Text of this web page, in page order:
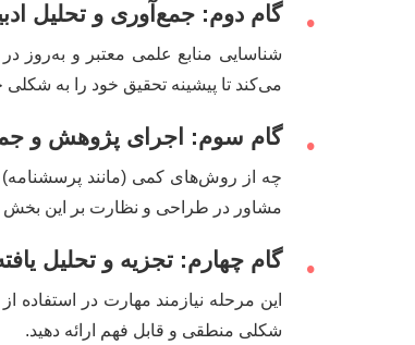
• گام دوم: جمع‌آوری و تحلیل
شناسایی منابع علمی معتبر و به‌روز
می‌کند تا پیشینه تحقیق خود را به شکلی
• گام سوم: اجرای پژوهش و
چه از روش‌های کمی (مانند پرسشنامه)
مشاور در طراحی و نظارت بر این بخش
• گام چهارم: تجزیه و تحلیل
این مرحله نیازمند مهارت در
شکلی منطقی و قابل فهم ارائه دهید.